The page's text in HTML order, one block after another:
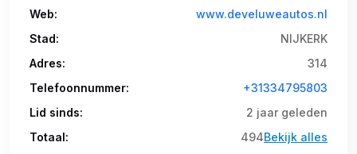
Web:
www.develuweautos.nl
Stad:
NIJKERK
Adres:
314
Telefoonnummer:
+31334795803
Lid sinds:
2 jaar geleden
Totaal:
494Bekijk alles